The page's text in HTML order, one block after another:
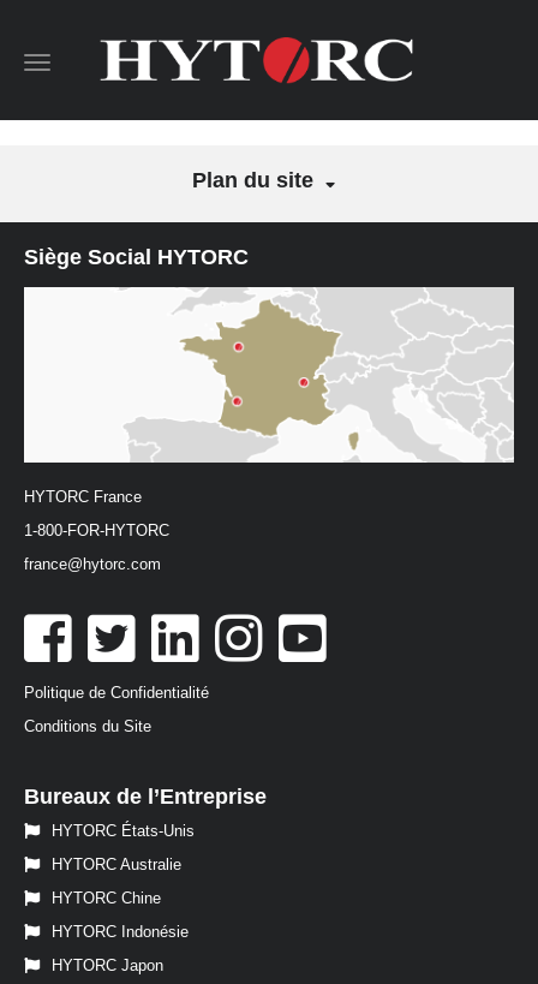
Toggle
Plan du site
Siège Social HYTORC
HYTORC France
1-800-FOR-HYTORC
france@hytorc.com
Politique de Confidentialité
Conditions du Site
Bureaux de l’Entreprise
HYTORC États-Unis
HYTORC Australie
HYTORC Chine
HYTORC Indonésie
HYTORC Japon